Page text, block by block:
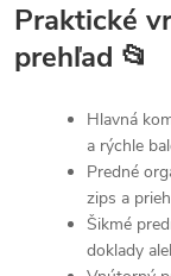
Praktické
prehľad 📂
Hlavná
a rýchle
Predné
zips a
Šikmé
doklady